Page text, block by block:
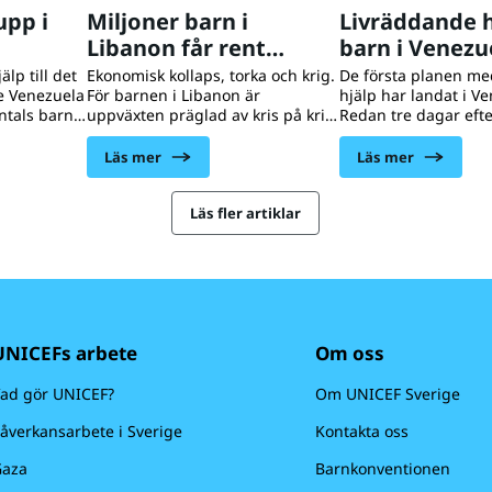
i
till det
barn
Miljoner barn i
Libanon får rent
vatten med UNICEFs
hjälp
Ekonomisk kollaps, torka och krig.
För barnen i Libanon är
uppväxten präglad av kris på kris.
Och vid varje kris finns UNICEF
där för dem.
Läs mer
Livräddande
barn i
De första planen
hjälp har landat i
Redan tre dagar
jordbävningarna
leverera ytterligare
förnödenheter till
Läs mer
Läs fler artiklar
arbete
gör UNICEF?
i Sverige
Om oss
Om UNICEF Sverige
Kontakta oss
Barnkonventionen